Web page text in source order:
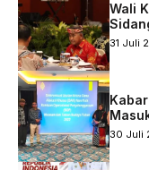
Wali
31 Juli
2027
30 Juli